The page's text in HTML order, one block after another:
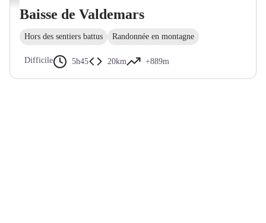
Baisse de Valdemars
Hors des sentiers battus Randonnée en montagne
Difficile 5h45 20km +889m